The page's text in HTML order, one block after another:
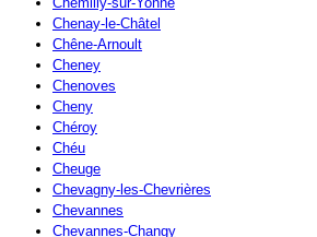
Chenay-le-Châtel
Chêne-Arnoult
Cheney
Chenoves
Cheny
Chéroy
Chéu
Cheuge
Chevagny-les-Chevrières
Chevannes
Chevannes-Changy